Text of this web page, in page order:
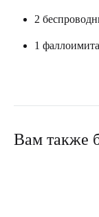
2
1
Вам также